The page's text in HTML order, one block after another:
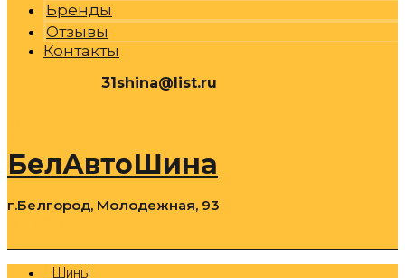
Бренды
Отзывы
Контакты
31shina@list.ru
БелАвтоШина
г.Белгород, Молодежная, 93
Шины